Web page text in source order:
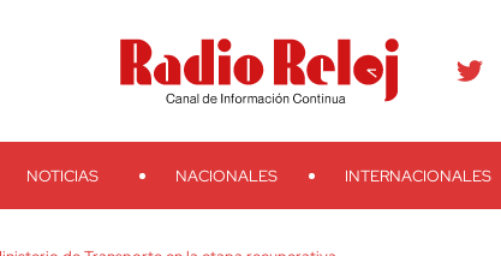
TelegramTeveo Ivoox RSS Search
NOTICIAS NACIONALES INTERNACIONALES